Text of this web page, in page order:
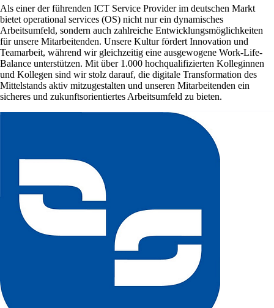
Als einer der führenden ICT Service Provider im deutschen Markt
bietet operational services (OS) nicht nur ein dynamisches
Arbeitsumfeld, sondern auch zahlreiche Entwicklungsmöglichkeiten
für unsere Mitarbeitenden. Unsere Kultur fördert Innovation und
Teamarbeit, während wir gleichzeitig eine ausgewogene Work-Life-
Balance unterstützen. Mit über 1.000 hochqualifizierten Kolleginnen
und Kollegen sind wir stolz darauf, die digitale Transformation des
Mittelstands aktiv mitzugestalten und unseren Mitarbeitenden ein
sicheres und zukunftsorientiertes Arbeitsumfeld zu bieten.